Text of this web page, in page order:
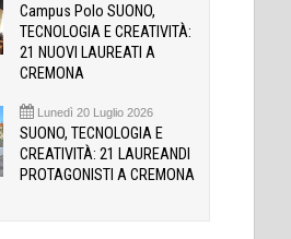
Campus Polo SUONO,
TECNOLOGIA E CREATIVITÀ:
21 NUOVI LAUREATI A
CREMONA
Lunedì 20 Luglio 2026
SUONO, TECNOLOGIA E
CREATIVITÀ: 21 LAUREANDI
PROTAGONISTI A CREMONA